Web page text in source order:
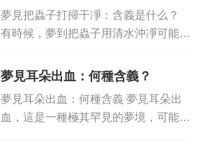
夢見把蟲子打掃干凈：含義是什么？
有時候，夢到把蟲子用清水沖凈可能是
可能正在在心中發掘某種恐懼，尤其是
腦海中的恐懼會逐漸地把你卷入...
夢見耳朵出血：何種含義？
夢見耳朵出血：何種含義 夢見耳朵出
血，這是一種極其罕見的夢境，可能代